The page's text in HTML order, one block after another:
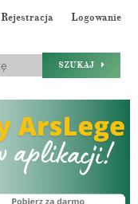
Rejestracja Logowanie
SZUKAJ